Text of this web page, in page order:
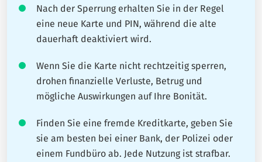
Nach der Sperrung erhalten Sie in der Regel
eine neue Karte und PIN, während die alte
dauerhaft deaktiviert wird.
Wenn Sie die Karte nicht rechtzeitig sperren,
drohen finanzielle Verluste, Betrug und
mögliche Auswirkungen auf Ihre Bonität.
Finden Sie eine fremde Kreditkarte, geben Sie
sie am besten bei einer Bank, der Polizei oder
einem Fundbüro ab. Jede Nutzung ist strafbar.